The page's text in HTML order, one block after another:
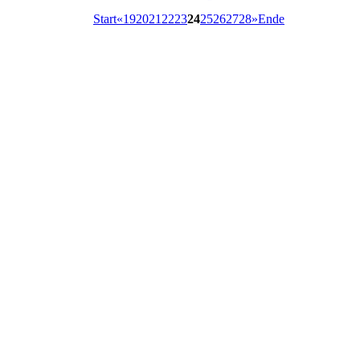
Start«192021 22232425262728»Ende